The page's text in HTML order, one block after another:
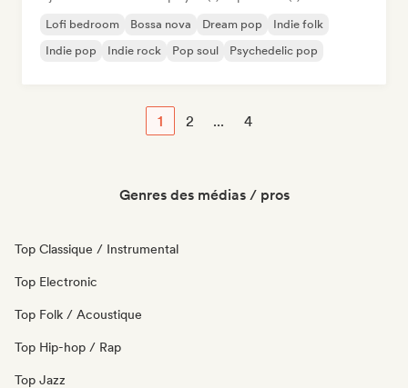
Lofi bedroom Bossa nova Dream pop
Indie folk
Indie pop
Indie rock Pop soul Psychedelic pop
1 2 ... 4
Genres des médias / pros
Top Classique / Instrumental
Top Electronic
Top Folk / Acoustique
Top Hip-hop / Rap
Top Jazz